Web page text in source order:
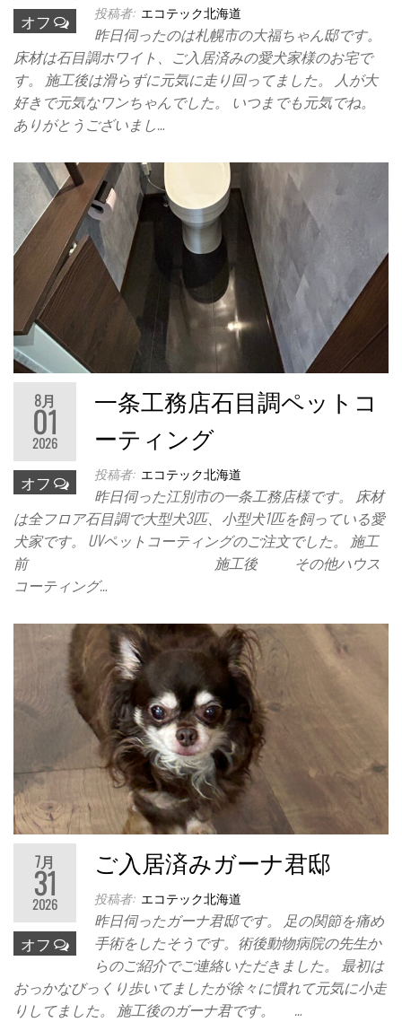
オフ 投稿者: エコテック北海道
昨日伺ったのは札幌市の大福ちゃん邸です。
床材は石目調ホワイト、ご入居済みの愛犬家様のお宅で
す。 施工後は滑らずに元気に走り回ってました。 人が大
好きで元気なワンちゃんでした。 いつまでも元気でね。
ありがとうございまし…
8月
01
2026
オフ
一条工務店石目調ペットコ
ーティング
投稿者: エコテック北海道
昨日伺った江別市の一条工務店様です。 床材
は全フロア石目調で大型犬3匹、小型犬1匹を飼っている愛
犬家です。 UVペットコーティングのご注文でした。 施工
前 施工後 その他ハウス
コーティング…
7月
31
2026
オフ
ご入居済みガーナ君邸
投稿者: エコテック北海道
昨日伺ったガーナ君邸です。 足の関節を痛め
手術をしたそうです。術後動物病院の先生か
らのご紹介でご連絡いただきました。 最初は
おっかなびっくり歩いてましたが徐々に慣れて元気に小走
りしてました。 施工後のガーナ君です。 …